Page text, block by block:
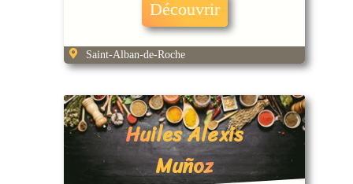
Découvrir
Saint-Alban-de-Roche
Huiles Alexis
Muñoz